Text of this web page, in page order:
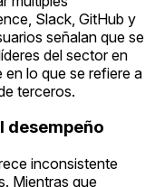
Slack, GitHub y
señalan que se
del sector en
lo que se refiere a
terceros.
desempeño
inconsistente
Mientras que